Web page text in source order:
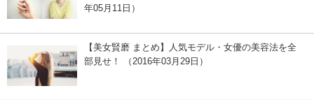
年05月11日）
【美女賢磨 まとめ】人気モデル・女優の美容法を全
部見せ！ （2016年03月29日）